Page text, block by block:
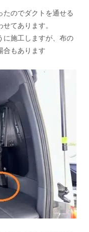
たのでダクトを通せる
てあります。
に施工しますが、布の
合もあります